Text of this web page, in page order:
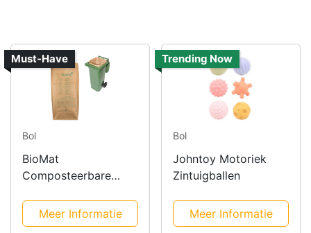
Must-Have
Bol
BioMat
Composteerbare
Meer Informatie
Trending Now
Bol
Johntoy Motoriek
Zintuigballen
Meer Informatie